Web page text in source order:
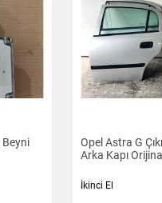
Beyni
Opel Astra G
Arka Kapı
İkinci El